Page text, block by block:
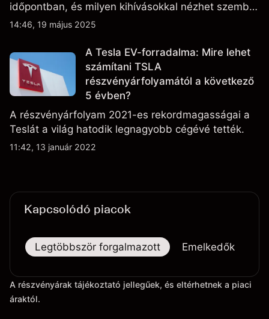
időpontban, és milyen kihívásokkal nézhet szembe
a vállalat.
14:46, 19 május 2025
A Tesla EV-forradalma: Mire lehet
számítani TSLA
részvényárfolyamától a következő
5 évben?
A részvényárfolyam 2021-es rekordmagasságai a
Teslát a világ hatodik legnagyobb cégévé tették.
11:42, 13 január 2022
Kapcsolódó piacok
Legtöbbször forgalmazott Emelkedők
A részvényárak tájékoztató jellegűek, és eltérhetnek a piaci
áraktól.